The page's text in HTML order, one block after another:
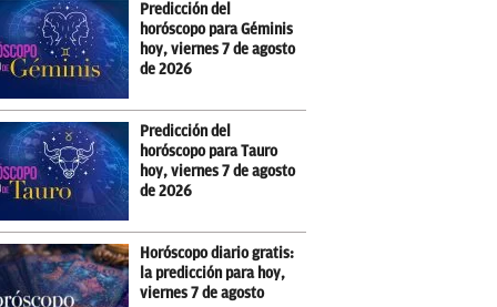
Predicción del
horóscopo para Géminis
hoy, viernes 7 de agosto
de 2026
Predicción del
horóscopo para Tauro
hoy, viernes 7 de agosto
de 2026
Horóscopo diario gratis:
la predicción para hoy,
viernes 7 de agosto